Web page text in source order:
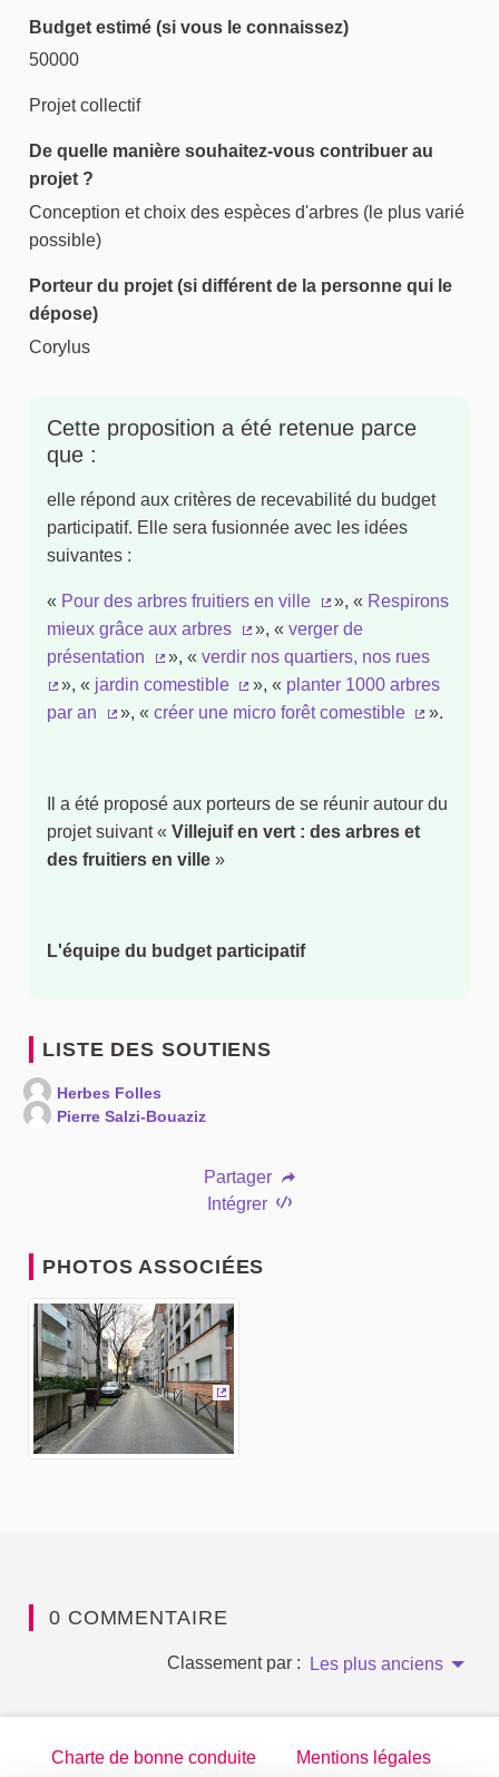
Budget estimé (si vous le connaissez)
50000
Projet collectif
De quelle manière souhaitez-vous contribuer au
projet ?
Conception et choix des espèces d'arbres (le plus varié
possible)
Porteur du projet (si différent de la personne qui le
dépose)
Corylus
Cette proposition a été retenue parce
que :
elle répond aux critères de recevabilité du budget
participatif. Elle sera fusionnée avec les idées
suivantes :
« Pour des arbres fruitiers en ville
(Lien externe)
», « Respirons
mieux grâce aux arbres
(Lien externe)
», « verger de
présentation
(Lien externe)
», « verdir nos quartiers, nos rues
(Lien externe)
», « jardin comestible
(Lien externe)
», « planter 1000 arbres
par an
», « créer une micro forêt comestible
».
Il a été proposé aux porteurs de se réunir autour du
projet suivant « Villejuif en vert : des arbres et
des fruitiers en ville »
L'équipe du budget participatif
LISTE DES SOUTIENS
Herbes Folles
Pierre Salzi-Bouaziz
Partager
Intégrer
PHOTOS ASSOCIÉES
(Lien externe)
0 COMMENTAIRE
Classement par : Les plus anciens
Charte de bonne conduite
Mentions légales